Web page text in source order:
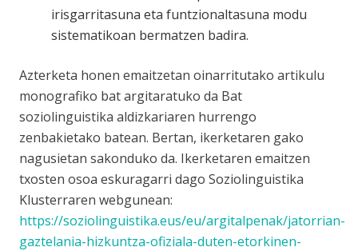
irisgarritasuna eta funtzionaltasuna modu
sistematikoan bermatzen badira.
Azterketa honen emaitzetan oinarritutako artikulu
monografiko bat argitaratuko da Bat
soziolinguistika aldizkariaren hurrengo
zenbakietako batean. Bertan, ikerketaren gako
nagusietan sakonduko da. Ikerketaren emaitzen
txosten osoa eskuragarri dago Soziolinguistika
Klusterraren webgunean:
https://soziolinguistika.eus/eu/argitalpenak/jatorrian-
gaztelania-hizkuntza-ofiziala-duten-etorkinen-